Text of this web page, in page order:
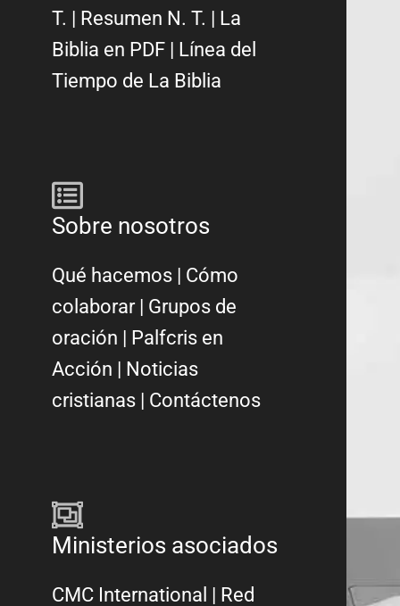
T.
Resumen N. T.
La
Biblia en PDF
Línea del
Tiempo de La Biblia
Sobre nosotros
Qué hacemos | Cómo
colaborar| Grupos de
oración | Palfcris en
Acción | Noticias
cristianas | Contáctenos
Ministerios asociados
CMC International | Red